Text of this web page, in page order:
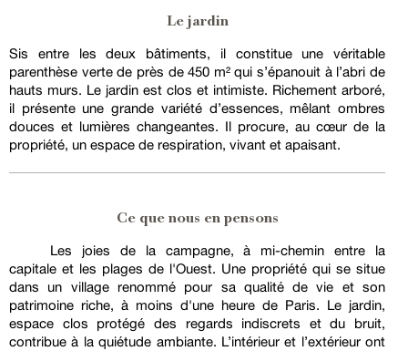
Le jardin
Sis entre les deux bâtiments, il constitue une véritable
parenthèse verte de près de 450 m² qui s’épanouit à l’abri de
hauts murs. Le jardin est clos et intimiste. Richement arboré,
il présente une grande variété d’essences, mêlant ombres
douces et lumières changeantes. Il procure, au cœur de la
propriété, un espace de respiration, vivant et apaisant.
Ce que nous en pensons
Les joies de la campagne, à mi-chemin entre la
capitale et les plages de l'Ouest. Une propriété qui se situe
dans un village renommé pour sa qualité de vie et son
patrimoine riche, à moins d'une heure de Paris. Le jardin,
espace clos protégé des regards indiscrets et du bruit,
contribue à la quiétude ambiante. L’intérieur et l’extérieur ont